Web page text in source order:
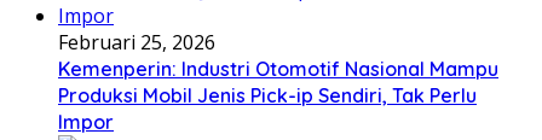
Februari 25, 2026
Kemenperin: Industri Otomotif Nasional Mampu
Produksi Mobil Jenis Pick-ip Sendiri, Tak Perlu
Impor